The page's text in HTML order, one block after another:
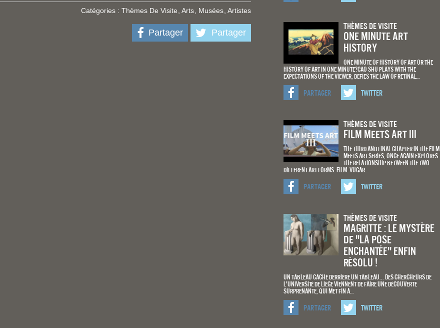
Catégories : Thèmes De Visite Arts Musées Artistes
Partager Partager
Thèmes De Visite
One Minute Art
History
One minute of History of art or the
History of art in one minute?Cao Shu plays with the
expectations of the viewer, defies the law of retinal…
Partager Twitter
Thèmes De Visite
Film meets art III
The third and final chapter in the Film
Meets Art series, once again explores
the relationship between the two
different art forms. Film: Vugar…
Partager Twitter
Thèmes De Visite
Magritte : Le mystère
de "La pose
enchantée" enfin
résolu !
Un tableau caché derrière un tableau... Des chercheurs de
l'Université de Liège viennent de faire une découverte
surprenante, qui met fin à…
Partager Twitter